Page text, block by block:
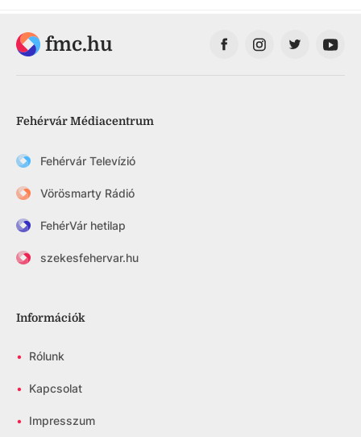
fmc.hu
Fehérvár Médiacentrum
Fehérvár Televízió
Vörösmarty Rádió
FehérVár hetilap
szekesfehervar.hu
Információk
• Rólunk
• Kapcsolat
• Impresszum